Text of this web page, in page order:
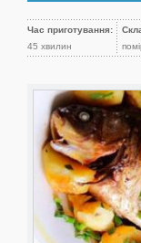
Час приготування:
45 хвилин